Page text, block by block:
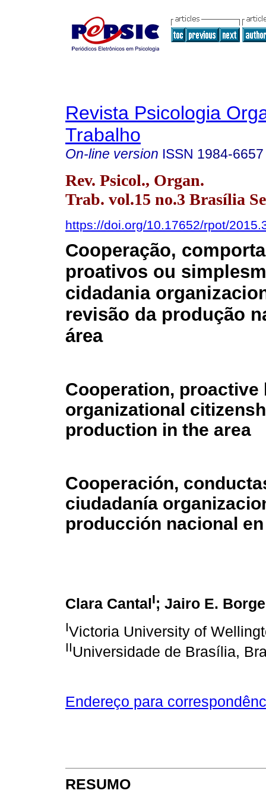
Revista Psicologia
Trabalho
On-line version ISSN 1984-6657
Rev. Psicol., Organ.
Trab. vol.15 no.3 Brasília
https://doi.org/10.17652/rpot/
Cooperação,
proativos ou
cidadania
revisão da produção
área
Cooperation,
organizational
production in the area
Cooperación,
ciudadanía
producción nacional
Clara CantalI; Jairo E.
IVictoria University of
IIUniversidade de Brasília,
Endereço para
RESUMO